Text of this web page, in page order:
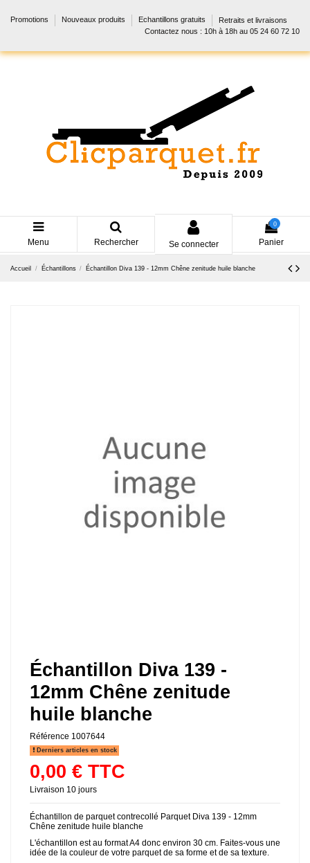
Promotions Nouveaux produits Echantillons gratuits
Retraits et livraisons
Contactez nous : 10h à 18h au 05 24 60 72 10
Menu Rechercher Se connecter
0
Panier
Accueil Échantillons Échantillon Diva 139 - 12mm Chêne zenitude huile blanche
Échantillon Diva 139 -
12mm Chêne zenitude
huile blanche
Référence 1007644
Derniers articles en stock
0,00 € TTC
Livraison 10 jours
Échantillon de parquet contrecollé Parquet Diva 139 - 12mm
Chêne zenitude huile blanche
L'échantillon est au format A4 donc environ 30 cm. Faites-vous une
idée de la couleur de votre parquet de sa forme et de sa texture.